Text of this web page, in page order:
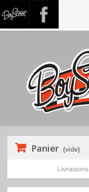
Panier (vide)
Livraisons